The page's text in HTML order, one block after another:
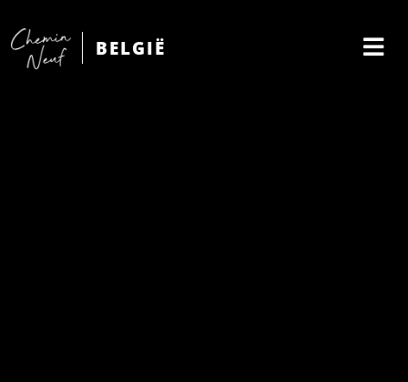
BELGIË